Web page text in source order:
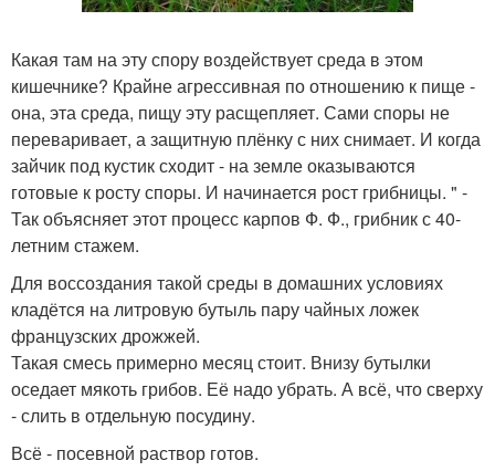
Какая там на эту спору воздействует среда в этом
кишечнике? Крайне агрессивная по отношению к пище -
она, эта среда, пищу эту расщепляет. Сами споры не
переваривает, а защитную плёнку с них снимает. И когда
зайчик под кустик сходит - на земле оказываются
готовые к росту споры. И начинается рост грибницы. " -
Так объясняет этот процесс карпов Ф. Ф., грибник с 40-
летним стажем.
Для воссоздания такой среды в домашних условиях
кладётся на литровую бутыль пару чайных ложек
французских дрожжей.
Такая смесь примерно месяц стоит. Внизу бутылки
оседает мякоть грибов. Её надо убрать. А всё, что сверху
- слить в отдельную посудину.
Всё - посевной раствор готов.